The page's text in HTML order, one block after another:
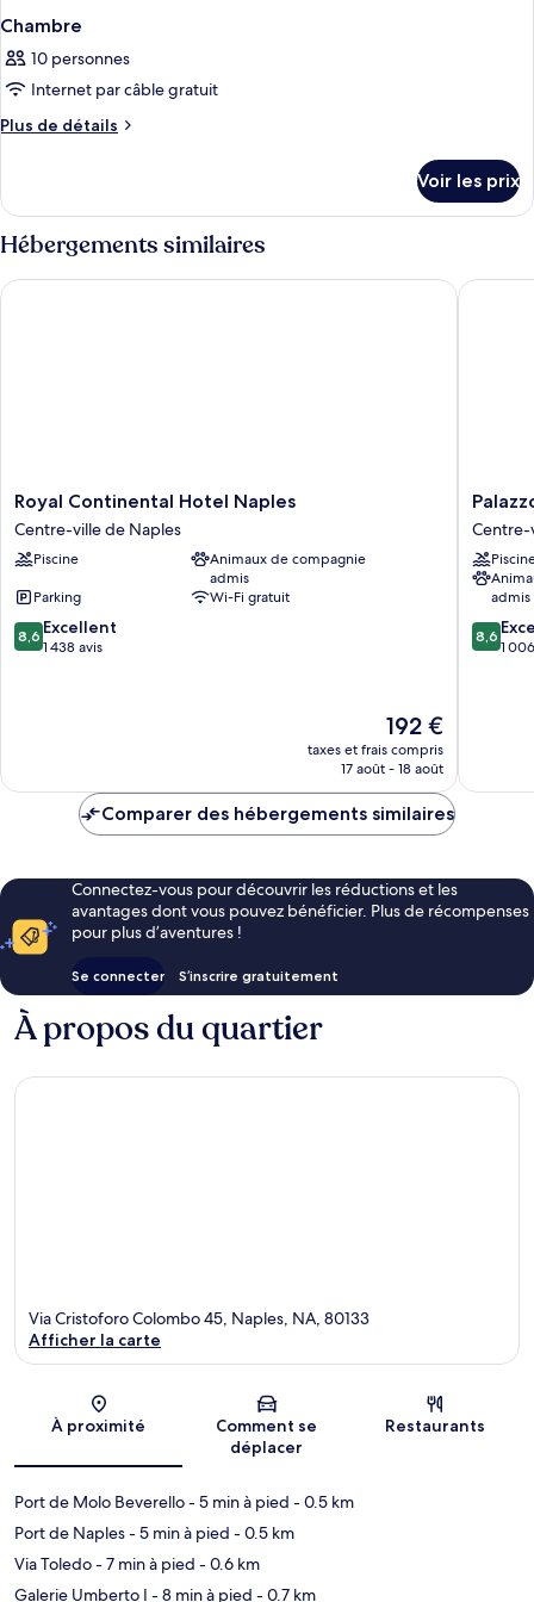
Chambre
10 personnes
Internet par câble gratuit
Plus de détails
Plus
le
type
de
Chambre
Voir les prix
Hébergements similaires
Royal
Continental
Hotel
Naples
ville
de
Naples
Royal Continental Hotel Naples
Centre-ville de Naples
Piscine
Animaux de compagnie
admis
Parking
Wi-Fi gratuit
8.6
sur
8,6 Excellent
1 438 avis
Le
nouveau
prix
de
192 €
taxes et frais compris
17 août - 18 août
Royal Continental Hotel Naples
Palazzo
Naples
Centre-
ville
Naples
Centre-
admis
8.6
sur
8,6
1
Palazzo
Comparer des hébergements similaires
Connectez-vous pour découvrir les réductions et les
avantages dont vous pouvez bénéficier. Plus de récompenses
pour plus d’aventures !
Se connecter S’inscrire gratuitement
À propos du quartier
Carte
Via Cristoforo Colombo 45, Naples, NA, 80133
Afficher la carte
À proximité
Comment se
déplacer
Restaurants
Port de Molo Beverello- 5 min à pied - 0.5 km
Port de Naples- 5 min à pied - 0.5 km
Via Toledo- 7 min à pied - 0.6 km
Galerie Umberto I - 8 min à pied - 0.7 km